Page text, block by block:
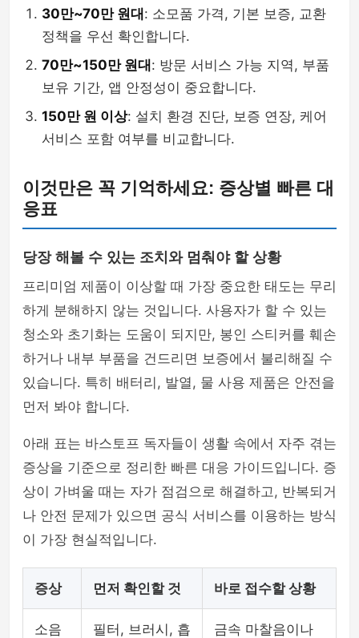
30만~70만 원대 : 소모품 가격, 기본 보증, 교환
정책을 우선 확인합니다.
70만~150만 원대 : 방문 서비스 가능 지역, 부품
보유 기간, 앱 안정성이 중요합니다.
150만 원 이상: 설치 환경 진단, 보증 연장, 케어
서비스 포함 여부를 비교합니다.
이것만은 꼭 기억하세요: 증상별 빠른 대
응표
당장 해볼 수 있는 조치와 멈춰야 할 상황
프리미엄 제품이 이상할 때 가장 중요한 태도는 무리
하게 분해하지 않는 것입니다. 사용자가 할 수 있는
청소와 초기화는 도움이 되지만, 봉인 스티커를 훼손
하거나 내부 부품을 건드리면 보증에서 불리해질 수
있습니다. 특히 배터리, 발열, 물 사용 제품은 안전을
먼저 봐야 합니다.
아래 표는 바스토프 독자들이 생활 속에서 자주 겪는
증상을 기준으로 정리한 빠른 대응 가이드입니다. 증
상이 가벼울 때는 자가 점검으로 해결하고, 반복되거
나 안전 문제가 있으면 공식 서비스를 이용하는 방식
이 가장 현실적입니다.
증상 먼저 확인할 것 바로 접수할 상황
소음
필터, 브러시, 흡
금속 마찰음이나